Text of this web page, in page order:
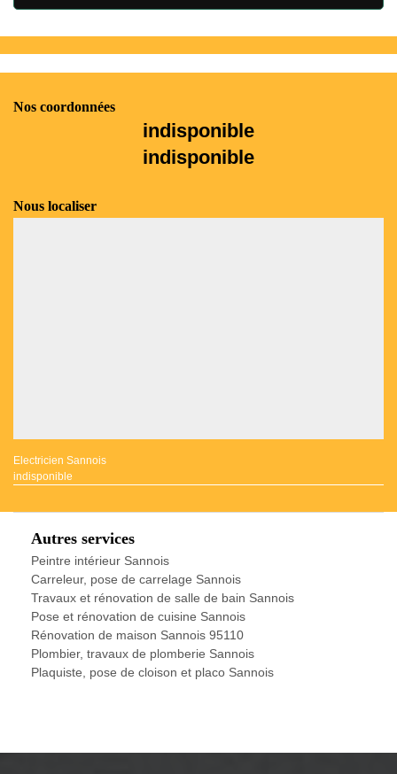
Nos coordonnées
indisponible
indisponible
Nous localiser
Electricien Sannois
indisponible
Autres services
Peintre intérieur Sannois
Carreleur, pose de carrelage Sannois
Travaux et rénovation de salle de bain Sannois
Pose et rénovation de cuisine Sannois
Rénovation de maison Sannois 95110
Plombier, travaux de plomberie Sannois
Plaquiste, pose de cloison et placo Sannois